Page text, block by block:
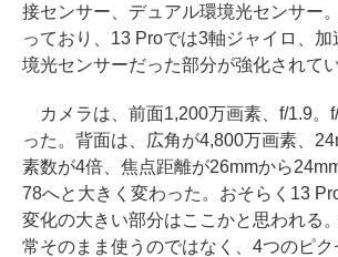
接センサー、デュアル環境光センサー
っており、13 Proでは3軸ジャイロ、
境光センサーだった部分が強化されてい
カメラは、前面1,200万画素、f/1.9。
った。背面は、広角が4,800万画素、
素数が4倍、焦点距離が26mmから
78へと大きく変わった。おそらく13
変化の大きい部分はここかと思われる
常そのまま使うのではなく、4つのピ